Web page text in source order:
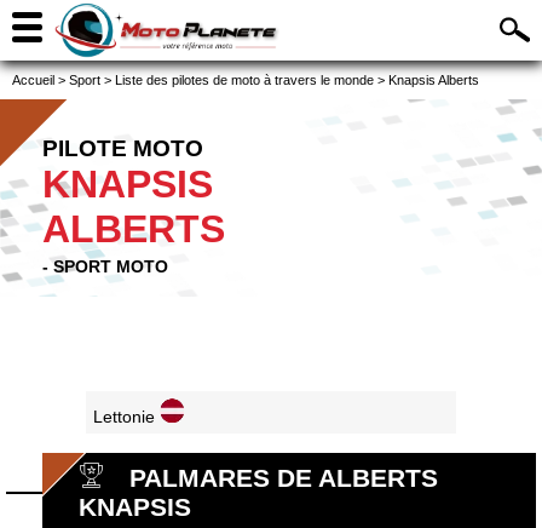
Accueil > Sport > Liste des pilotes de moto à travers le monde > Knapsis Alberts
PILOTE MOTO
KNAPSIS
ALBERTS
- SPORT MOTO
Lettonie
PALMARES DE ALBERTS
KNAPSIS